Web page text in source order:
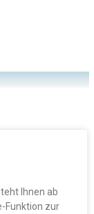
Ihnen ab
Funktion zur